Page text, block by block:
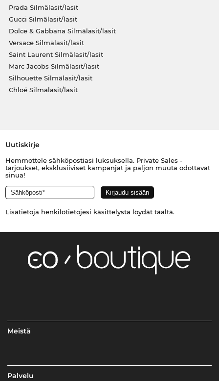
Prada Silmälasit/lasit
Gucci Silmälasit/lasit
Dolce & Gabbana Silmälasit/lasit
Versace Silmälasit/lasit
Saint Laurent Silmälasit/lasit
Marc Jacobs Silmälasit/lasit
Silhouette Silmälasit/lasit
Chloé Silmälasit/lasit
Uutiskirje
Hemmottele sähköpostiasi luksuksella. Private Sales -
tarjoukset, eksklusiiviset kampanjat ja paljon muuta odottavat
sinua!
Lisätietoja henkilötietojesi käsittelystä löydät täältä.
Meistä
Palvelu